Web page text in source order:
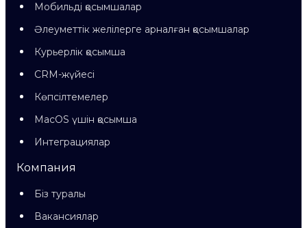
Мобильді қосымшалар
Әлеуметтік желілерге арналған қосымшалар
Курьерлік қосымша
CRM-жүйесі
Көпсілтемелер
MacOS үшін қосымша
Интеграциялар
Компания
Біз туралы
Вакансиялар